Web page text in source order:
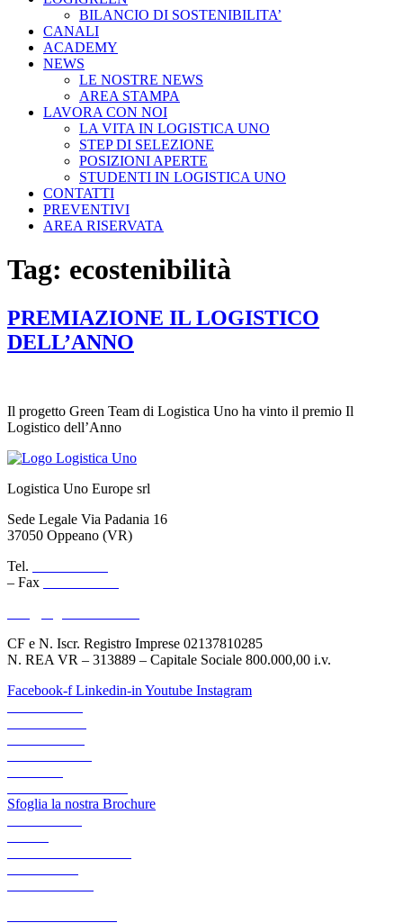
BILANCIO DI SOSTENIBILITA’
CANALI
ACADEMY
NEWS
LE NOSTRE NEWS
AREA STAMPA
LAVORA CON NOI
LA VITA IN LOGISTICA UNO
STEP DI SELEZIONE
POSIZIONI APERTE
STUDENTI IN LOGISTICA UNO
CONTATTI
PREVENTIVI
AREA RISERVATA
Tag: ecostenibilità
PREMIAZIONE IL LOGISTICO
DELL’ANNO
Il progetto Green Team di Logistica Uno ha vinto il premio Il
Logistico dell’Anno
Logistica Uno Europe srl
Sede Legale Via Padania 16
37050 Oppeano (VR)
Tel.
– Fax
CF e N. Iscr. Registro Imprese 02137810285
N. REA VR – 313889 – Capitale Sociale 800.000,00 i.v.
Facebook-f Linkedin-in Youtube Instagram
Sfoglia la nostra Brochure